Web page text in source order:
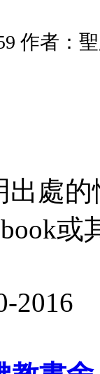
作者：
出處
2016